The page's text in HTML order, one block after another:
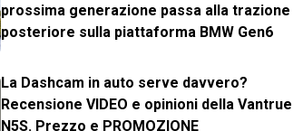
prossima generazione passa alla trazione
posteriore sulla piattaforma BMW Gen6
La Dashcam in auto serve davvero?
Recensione VIDEO e opinioni della Vantrue
N5S. Prezzo e PROMOZIONE